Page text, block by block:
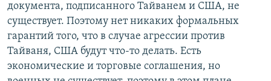
документа, подписанного Тайванем и США, не
существует. Поэтому нет никаких формальных
гарантий того, что в случае агрессии против
Тайваня, США будут что-то делать. Есть
экономические и торговые соглашения, но